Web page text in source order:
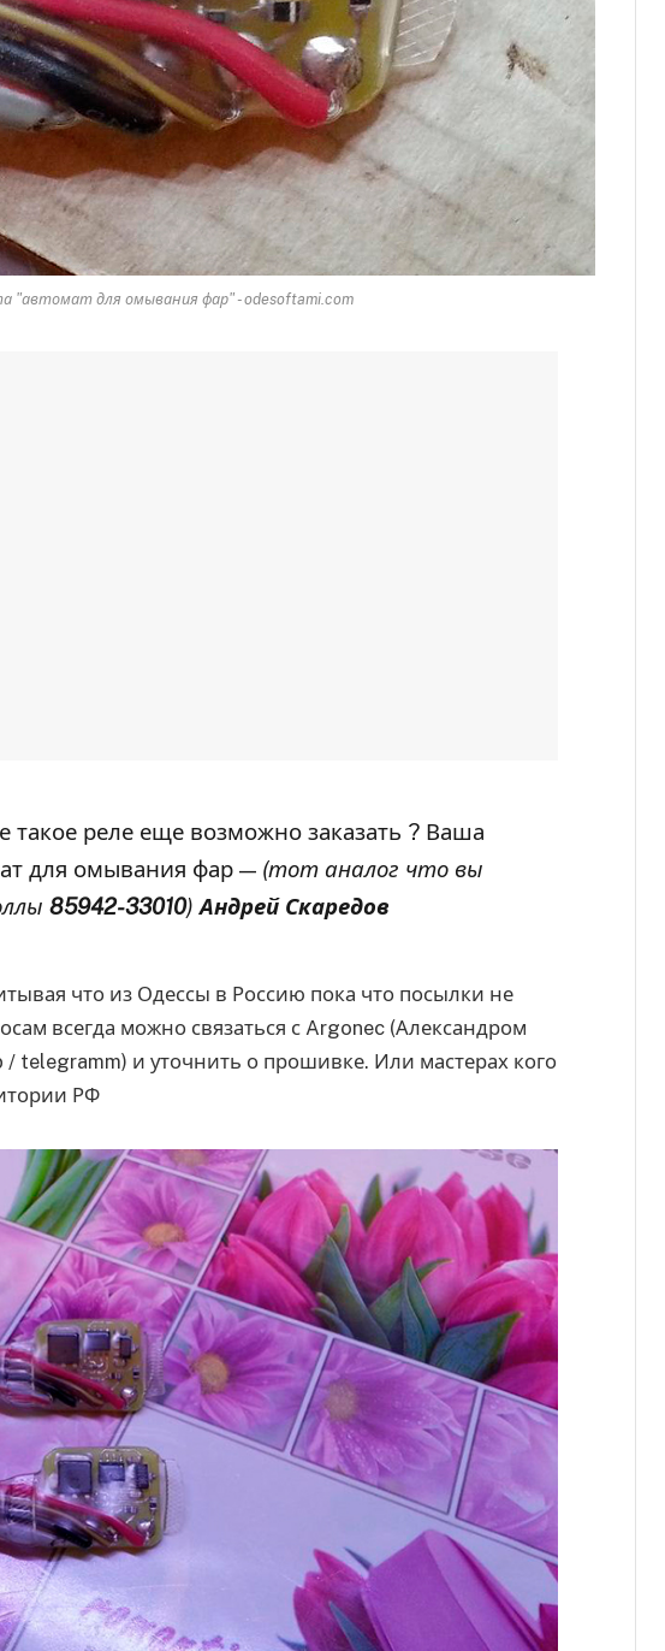
"автомат для омывания фар" - odesoftami.com
реле еще возможно заказать ? Ваша
для омывания фар — (тот аналог что вы
85942-33010)Андрей Скаредов
что из Одессы в Россию пока что посылки не
всегда можно связаться с Argonec (Александром
telegramm) и уточнить о прошивке. Или мастерах кого
РФ